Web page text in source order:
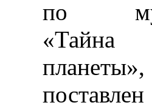
по